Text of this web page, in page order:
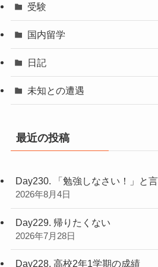
受験
国内留学
日記
未知との遭遇
最近の投稿
Day230. 「勉強しなさい！」と
2026年8月4日
Day229. 帰りたくない
2026年7月28日
Day228. 高校2年1学期の成績